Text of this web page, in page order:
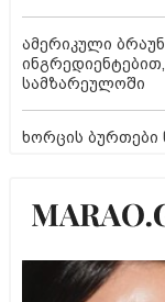
ამერიკული
სამზარეულოში
ხორცის ბურთები